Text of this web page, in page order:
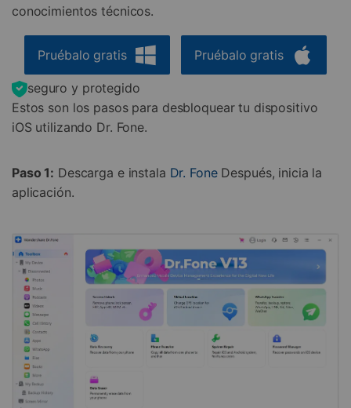
conocimientos técnicos.
Pruébalo gratis Pruébalo gratis
seguro y protegido
Estos son los pasos para desbloquear tu dispositivo
iOS utilizando Dr. Fone.
Paso 1: Descarga e instala Dr. Fone Después, inicia la
aplicación.